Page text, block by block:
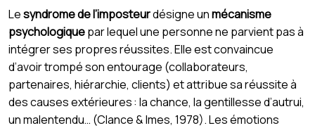
Lesyndrome de l’imposteurdésigne unmécanisme
psychologiquepar lequel une personne ne parvient pas à
intégrer ses propres réussites. Elle est convaincue
d’avoir trompé son entourage (collaborateurs,
partenaires, hiérarchie, clients) et attribue sa réussite à
des causes extérieures : la chance, la gentillesse d’autrui,
un malentendu… (Clance & Imes, 1978). Les émotions